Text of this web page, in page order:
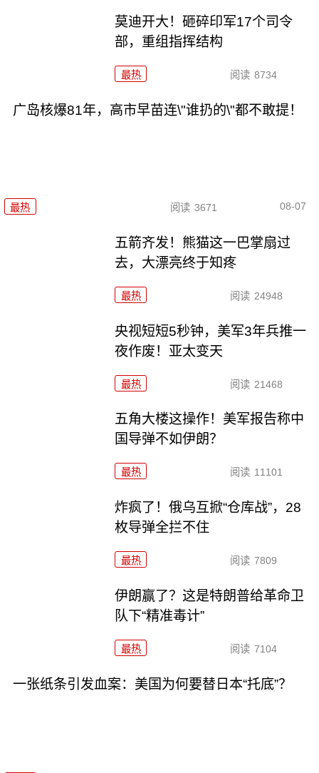
莫迪开大！砸碎印军17个司令
部，重组指挥结构
最热 阅读 8734
广岛核爆81年，高市早苗连\"谁扔的\"都不敢提！
最热 阅读 3671 08-07
五箭齐发！熊猫这一巴掌扇过
去，大漂亮终于知疼
最热 阅读 24948
央视短短5秒钟，美军3年兵推一
夜作废！亚太变天
最热 阅读 21468
五角大楼这操作！美军报告称中
国导弹不如伊朗？
最热 阅读 11101
炸疯了！俄乌互掀“仓库战”，28
枚导弹全拦不住
最热 阅读 7809
伊朗赢了？这是特朗普给革命卫
队下“精准毒计”
最热 阅读 7104
一张纸条引发血案：美国为何要替日本“托底”？